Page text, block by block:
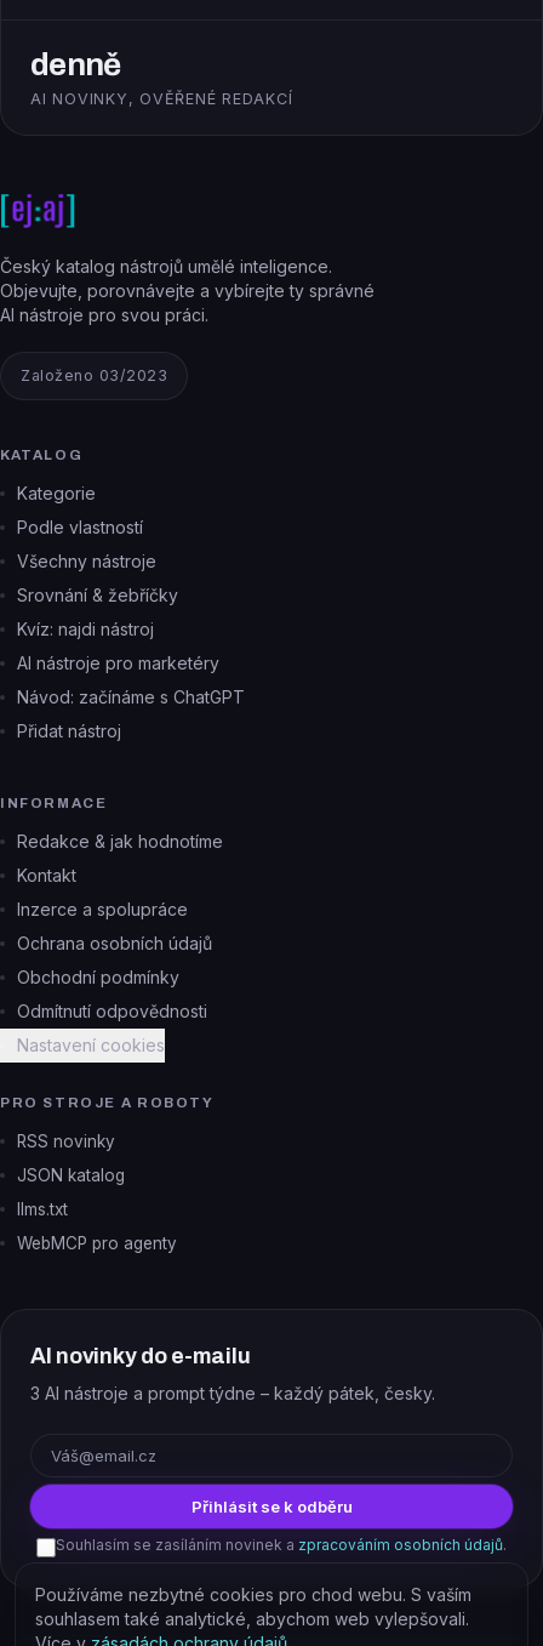
denně
AI NOVINKY, OVĚŘENÉ REDAKCÍ
Český katalog nástrojů umělé inteligence.
Objevujte, porovnávejte a vybírejte ty správné
AI nástroje pro svou práci.
Založeno 03/2023
KATALOG
Kategorie
Podle vlastností
Všechny nástroje
Srovnání & žebříčky
Kvíz: najdi nástroj
AI nástroje pro marketéry
Návod: začínáme s ChatGPT
Přidat nástroj
INFORMACE
Redakce & jak hodnotíme
Kontakt
Inzerce a spolupráce
Ochrana osobních údajů
Obchodní podmínky
Odmítnutí odpovědnosti
Nastavení cookies
PRO STROJE A ROBOTY
RSS novinky
JSON katalog
llms.txt
WebMCP pro agenty
AI novinky do e-mailu
3 AI nástroje a prompt týdne – každý pátek, česky.
Přihlásit se k odběru
Souhlasím se zasíláním novinek a zpracováním osobních údajů.
Používáme nezbytné cookies pro chod webu. S vaším
souhlasem také analytické, abychom web vylepšovali.